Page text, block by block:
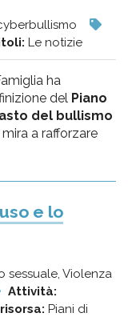
Le notizie
ha
del Piano
del bullismo
a rafforzare
e lo
sessuale, Violenza
Attività:
Piani di